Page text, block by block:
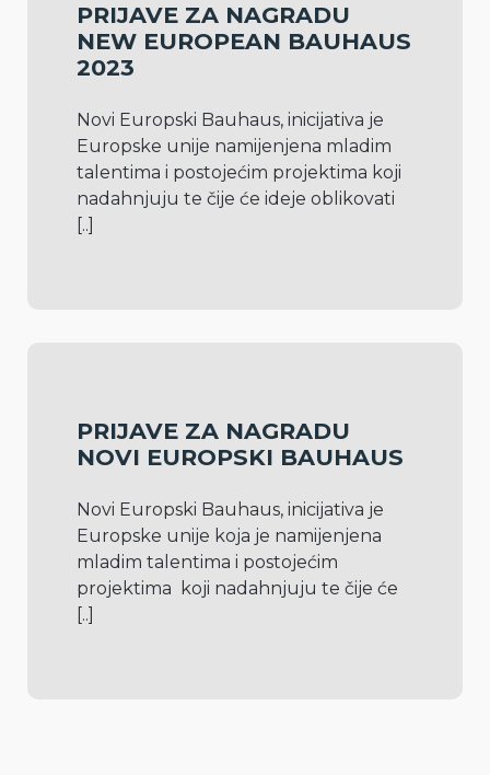
PRIJAVE ZA NAGRADU
NEW EUROPEAN BAUHAUS
2023
Novi Europski Bauhaus, inicijativa je
Europske unije namijenjena mladim
talentima i postojećim projektima koji
[..]
PRIJAVE ZA NAGRADU
NOVI EUROPSKI BAUHAUS
Novi Europski Bauhaus, inicijativa je
Europske unije koja je namijenjena
mladim talentima i postojećim
[..]